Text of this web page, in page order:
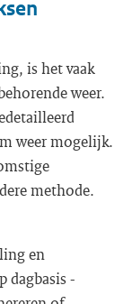
is het vaak
weer.
weer mogelijk.
methode.
en
dagbasis -